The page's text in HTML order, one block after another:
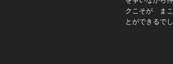
クこそが まこ
とができるで